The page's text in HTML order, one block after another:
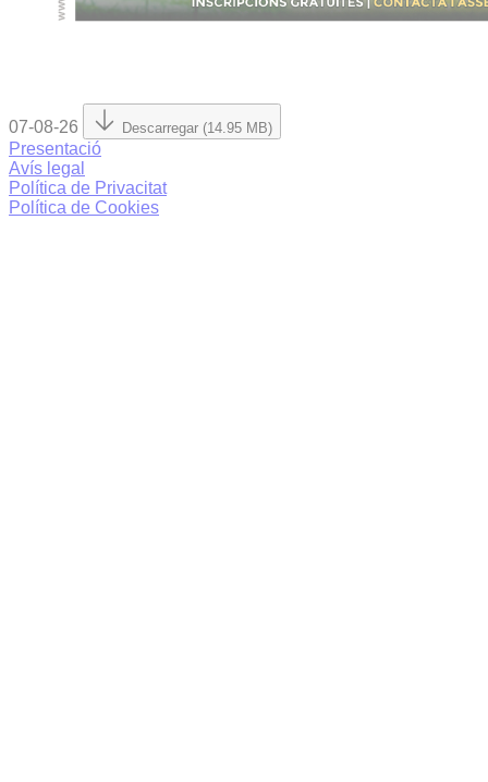
07-08-26 Descarregar (14.95 MB)
Presentació
Avís legal
Política de Privacitat
Política de Cookies